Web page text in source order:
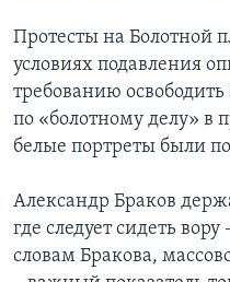
Протесты на Болотной
условиях подавления
требованию
по «болотному делу» в
белые портреты были
Александр Браков
где следует сидеть
словам Бракова,